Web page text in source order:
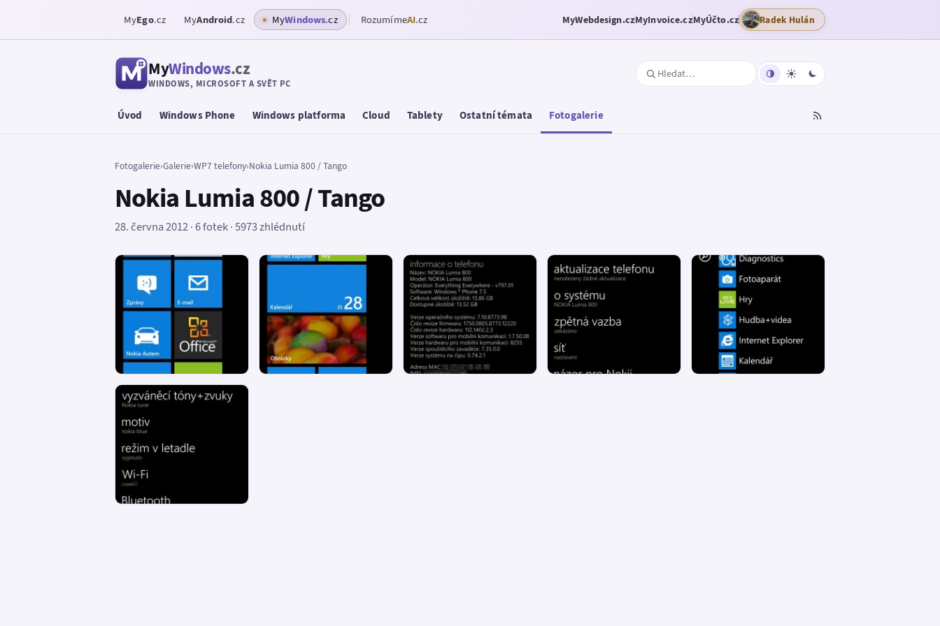
MyEgo.cz MyAndroid.cz MyWindows.cz RozumímeAI.cz MyWebdesign.czMyInvoice.czMyÚčto.cz Radek Hulán
MyWindows.cz
WINDOWS, MICROSOFT A SVĚT PC
Úvod Windows Phone Windows platforma Cloud Tablety Ostatní témata Fotogalerie
Fotogalerie›Galerie›WP7 telefony›Nokia Lumia 800 / Tango
Nokia Lumia 800 / Tango
28. června 2012 · 6 fotek · 5973 zhlédnutí